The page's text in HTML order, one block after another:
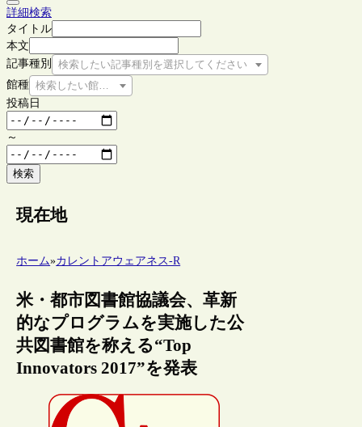
詳細検索
タイトル
本文
記事種別
検索したい記事種別を選択してください
館種 検索したい館種を選択してください
投稿日
～
検索
現在地
ホーム»カレントアウェアネス-R
米・都市図書館協議会、革新
的なプログラムを実施した公
共図書館を称える“Top
Innovators 2017”を発表